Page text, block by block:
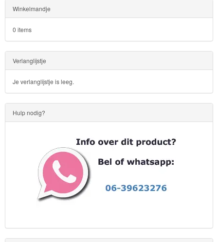
Winkelmandje
0 items
Verlanglijstje
Je verlanglijstje is leeg.
Hulp nodig?